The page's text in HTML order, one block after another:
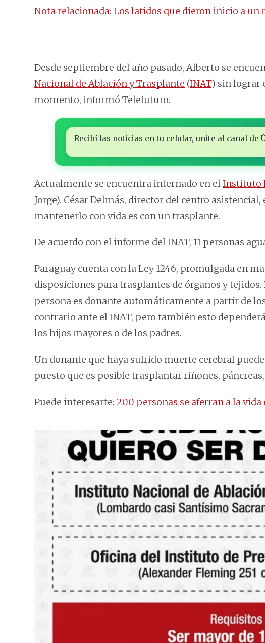
Nota relacionada: Los latidos que dieron inicio a un
Desde septiembre del año pasado, Alberto se
Nacional de Ablación y Trasplante (INAT) sin lograr
momento, informó Telefuturo.
Recibí las noticias en tu celular, unite al canal de
Actualmente se encuentra internado en elInstituto
Jorge). César Delmás, director del centro
mantenerlo con vida es con un trasplante.
De acuerdo con el informe del INAT, 11 personas
Paraguay cuenta con la Ley 1246, promulgada en
disposiciones para trasplantes de órganos y
persona es donante automáticamente a partir de
contrario ante el INAT, pero también esto
los hijos mayores o de los padres.
Un donante que haya sufrido muerte cerebral
puesto que es posible trasplantar riñones,
Puede interesarte: 200 personas se aferran a la